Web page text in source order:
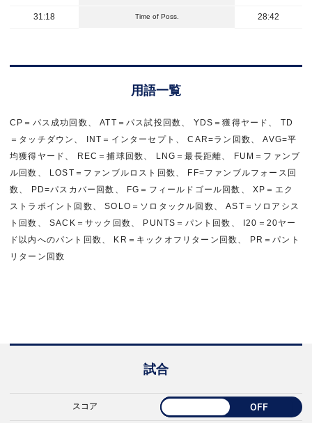
31:18 Time of Poss. 28:42
用語一覧
CP＝パス成功回数、 ATT＝パス試投回数、 YDS＝獲得ヤード、 TD
＝タッチダウン、 INT＝インターセプト、 CAR=ラン回数、 AVG=平
均獲得ヤード、 REC＝捕球回数、 LNG＝最長距離、 FUM＝ファンブ
ル回数、 LOST＝ファンブルロスト回数、 FF=ファンブルフォース回
数、 PD=パスカバー回数、 FG＝フィールドゴール回数、 XP＝エク
ストラポイント回数、 SOLO＝ソロタックル回数、 AST＝ソロアシス
ト回数、 SACK＝サック回数、 PUNTS＝パント回数、 I20＝20ヤー
ド以内へのパント回数、 KR＝キックオフリターン回数、 PR＝パント
リターン回数
試合
スコア OFF